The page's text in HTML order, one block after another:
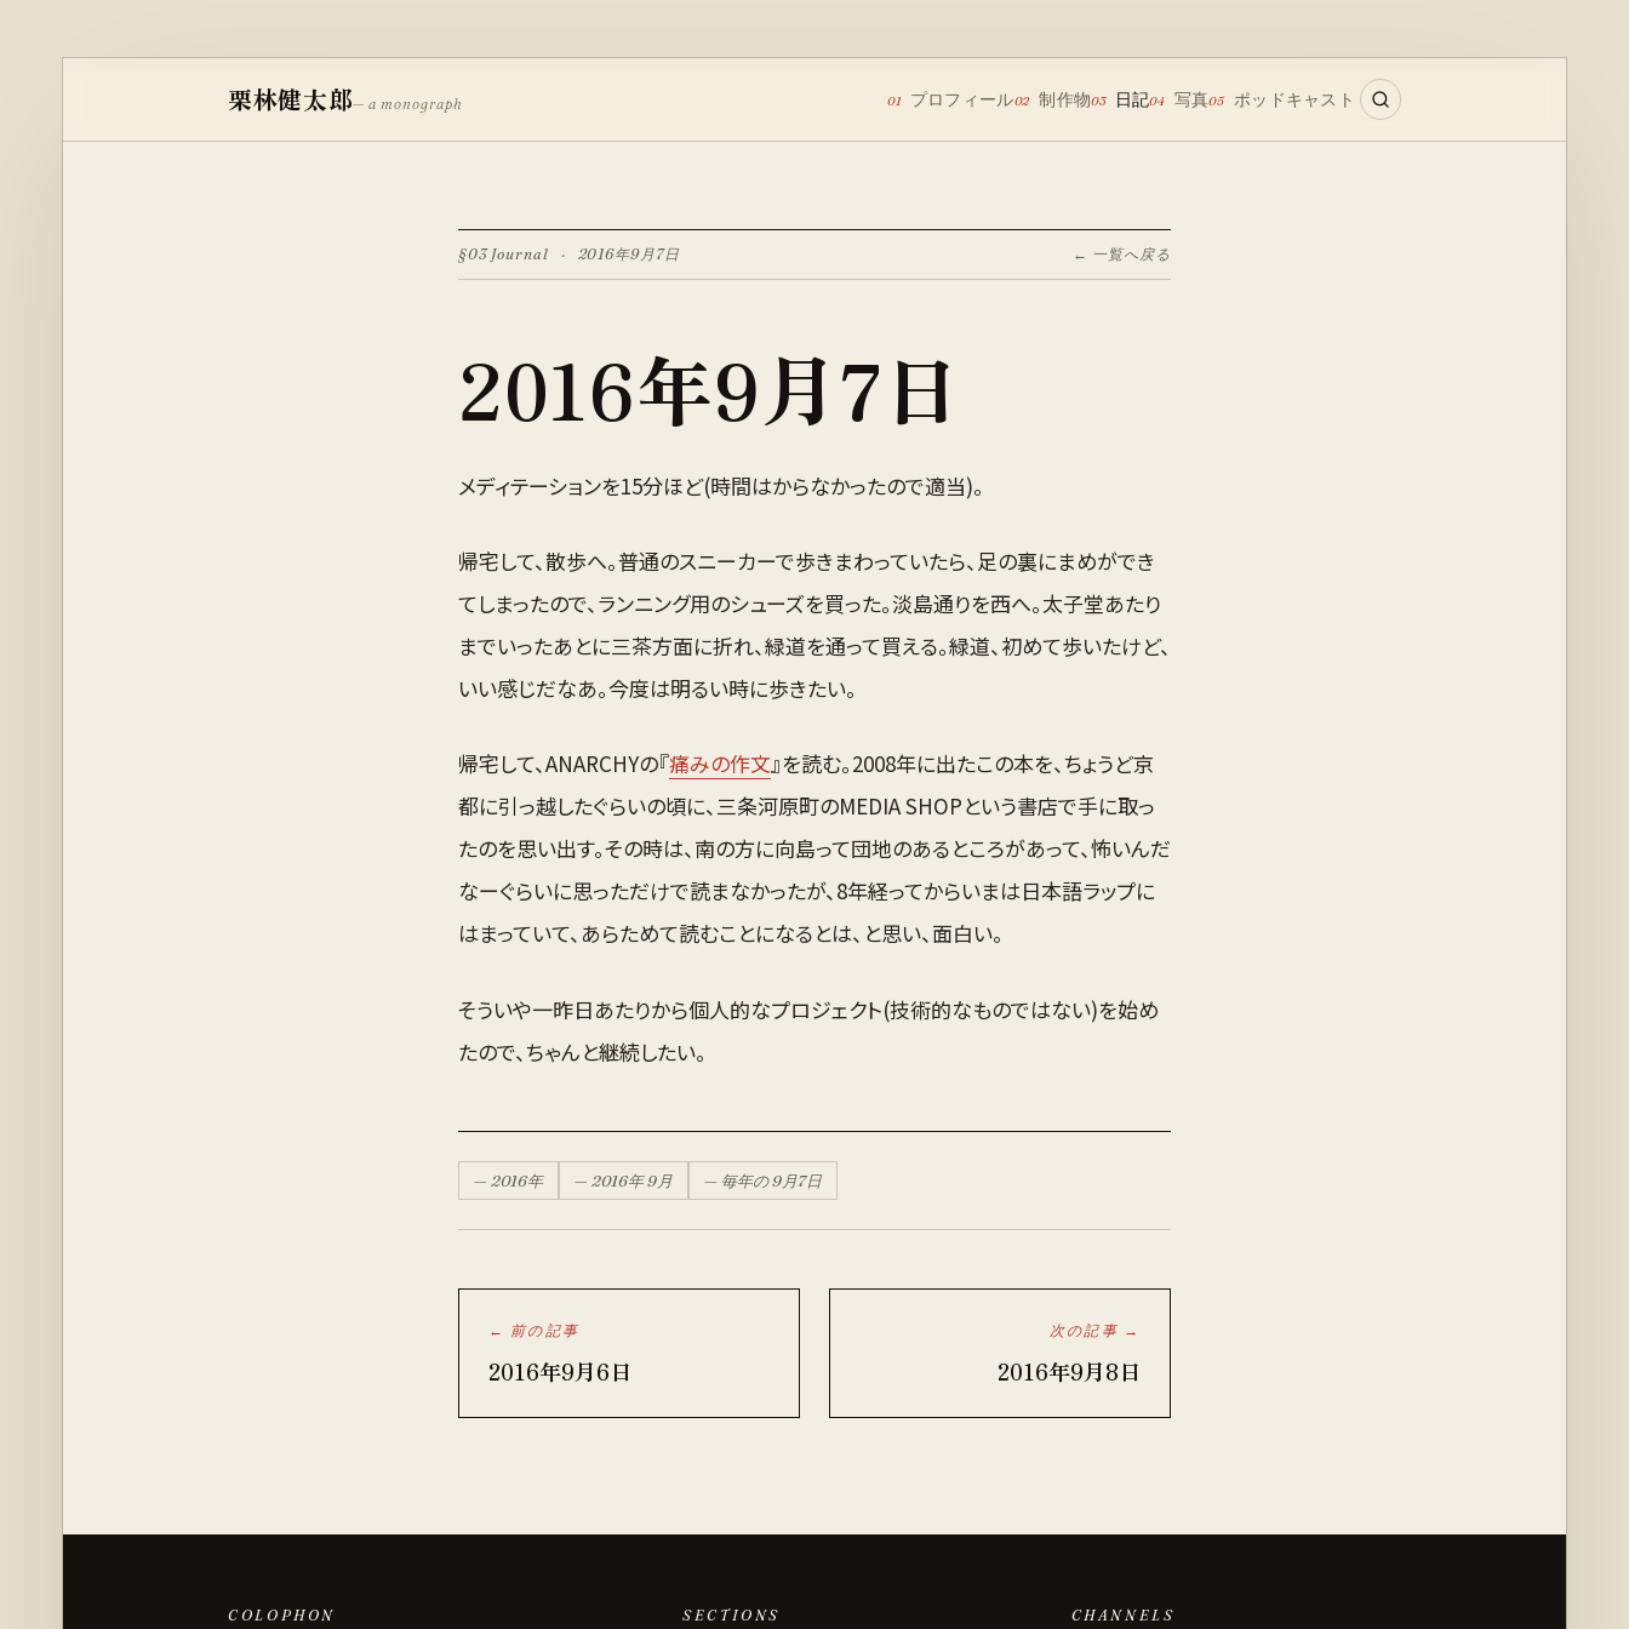
栗林健太郎— a monograph 01 プロフィール02 制作物03 日記04 写真05 ポッドキャスト
§03 Journal · 2016年9月7日 ← 一覧へ戻る
2016年9月7日
メディテーションを15分ほど(時間はからなかったので適当)。
帰宅して、散歩へ。普通のスニーカーで歩きまわっていたら、足の裏にまめができ
てしまったので、ランニング用のシューズを買った。淡島通りを西へ。太子堂あたり
までいったあとに三茶方面に折れ、緑道を通って買える。緑道、初めて歩いたけど、
いい感じだなあ。今度は明るい時に歩きたい。
帰宅して、ANARCHYの『痛みの作文』を読む。2008年に出たこの本を、ちょうど京
都に引っ越したぐらいの頃に、三条河原町のMEDIA SHOPという書店で手に取っ
たのを思い出す。その時は、南の方に向島って団地のあるところがあって、怖いんだ
なーぐらいに思っただけで読まなかったが、8年経ってからいまは日本語ラップに
はまっていて、あらためて読むことになるとは、と思い、面白い。
そういや一昨日あたりから個人的なプロジェクト(技術的なものではない)を始め
たので、ちゃんと継続したい。
— 2016年 — 2016年9月 — 毎年の9月7日
← 前の記事
2016年9月6日
次の記事 →
2016年9月8日
COLOPHON SECTIONS CHANNELS